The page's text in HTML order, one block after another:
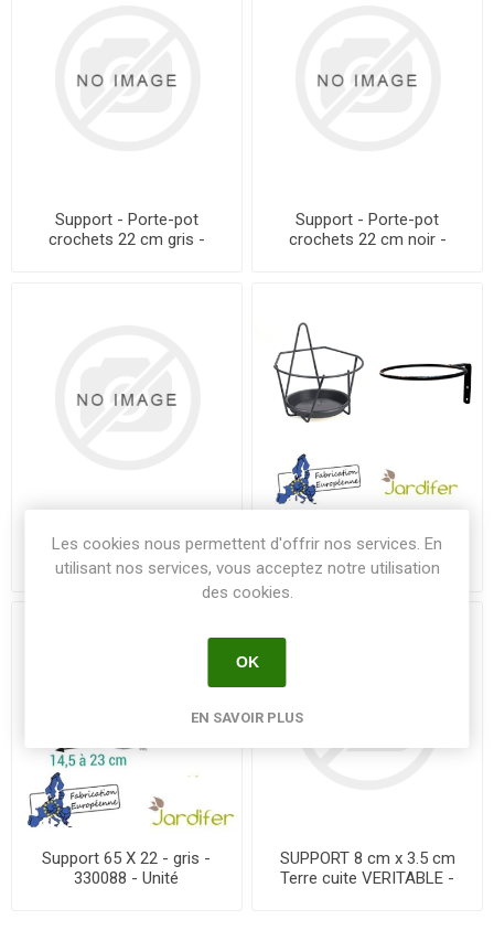
Support - Porte-pot
crochets 22 cm gris -
Support - Porte-pot
crochets 22 cm noir -
Support - Porte-pot
crochets 25 cm gris -
330108 - Unité
Support - Porte-pot Mural
22 cm gris - 330059 - Unité
Support 65 X 22 - gris -
330088 - Unité
SUPPORT 8 cm x 3.5 cm
Terre cuite VERITABLE -
Les cookies nous permettent d'offrir nos services. En
utilisant nos services, vous acceptez notre utilisation
des cookies.
OK
EN SAVOIR PLUS